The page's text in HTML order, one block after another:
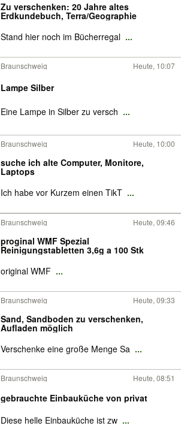
Zu verschenken: 20 Jahre altes
Erdkundebuch, Terra/Geographie
Stand hier noch im Bücherregal ...
Braunschweig Heute, 10:07
Lampe Silber
Eine Lampe in Silber zu versch ...
Braunschweig Heute, 10:00
suche ich alte Computer, Monitore,
Laptops
Ich habe vor Kurzem einen TikT ...
Braunschweig Heute, 09:46
proginal WMF Spezial
Reinigungstabletten 3,6g a 100 Stk
original WMF ...
Braunschweig Heute, 09:33
Sand, Sandboden zu verschenken,
Aufladen möglich
Verschenke eine große Menge Sa ...
Braunschweig Heute, 08:51
gebrauchte Einbauküche von privat
Diese helle Einbauküche ist zw ...